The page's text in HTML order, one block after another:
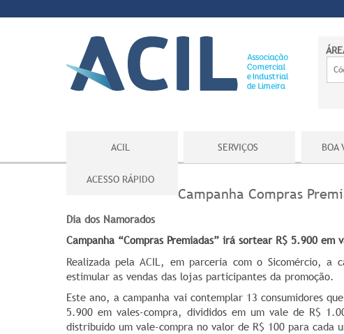
ACIL SERVIÇOS BOA
ACESSO RÁPIDO
Campanha Compras
Dia dos Namorados
Campanha “Compras Premiadas” irá sortear R$ 5.900 em
Realizada pela ACIL, em parceria com o Sicomércio, a
estimular as vendas das lojas participantes da promoção.
Este ano, a campanha vai contemplar 13 consumidores
5.900 em vales-compra, divididos em um vale de R$
distribuído um vale-compra no valor de R$ 100 para cada